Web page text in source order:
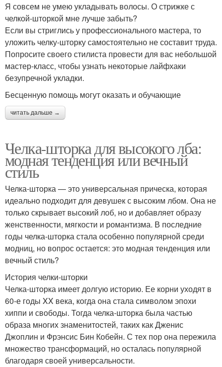
Я совсем не умею укладывать волосы. О стрижке с
челкой-шторкой мне лучше забыть?
Если вы стриглись у профессионального мастера, то
уложить челку-шторку самостоятельно не составит труда.
Попросите своего стилиста провести для вас небольшой
мастер-класс, чтобы узнать некоторые лайфхаки
безупречной укладки.
Бесценную помощь могут оказать и обучающие
читать дальше →
Челка-шторка для высокого лба:
модная тенденция или вечный
стиль
Челка-шторка — это универсальная прическа, которая
идеально подходит для девушек с высоким лбом. Она не
только скрывает высокий лоб, но и добавляет образу
женственности, мягкости и романтизма. В последние
годы челка-шторка стала особенно популярной среди
модниц, но вопрос остается: это модная тенденция или
вечный стиль?
История челки-шторки
Челка-шторка имеет долгую историю. Ее корни уходят в
60-е годы XX века, когда она стала символом эпохи
хиппи и свободы. Тогда челка-шторка была частью
образа многих знаменитостей, таких как Дженис
Джоплин и Фрэнсис Бин Кобейн. С тех пор она пережила
множество трансформаций, но осталась популярной
благодаря своей универсальности.